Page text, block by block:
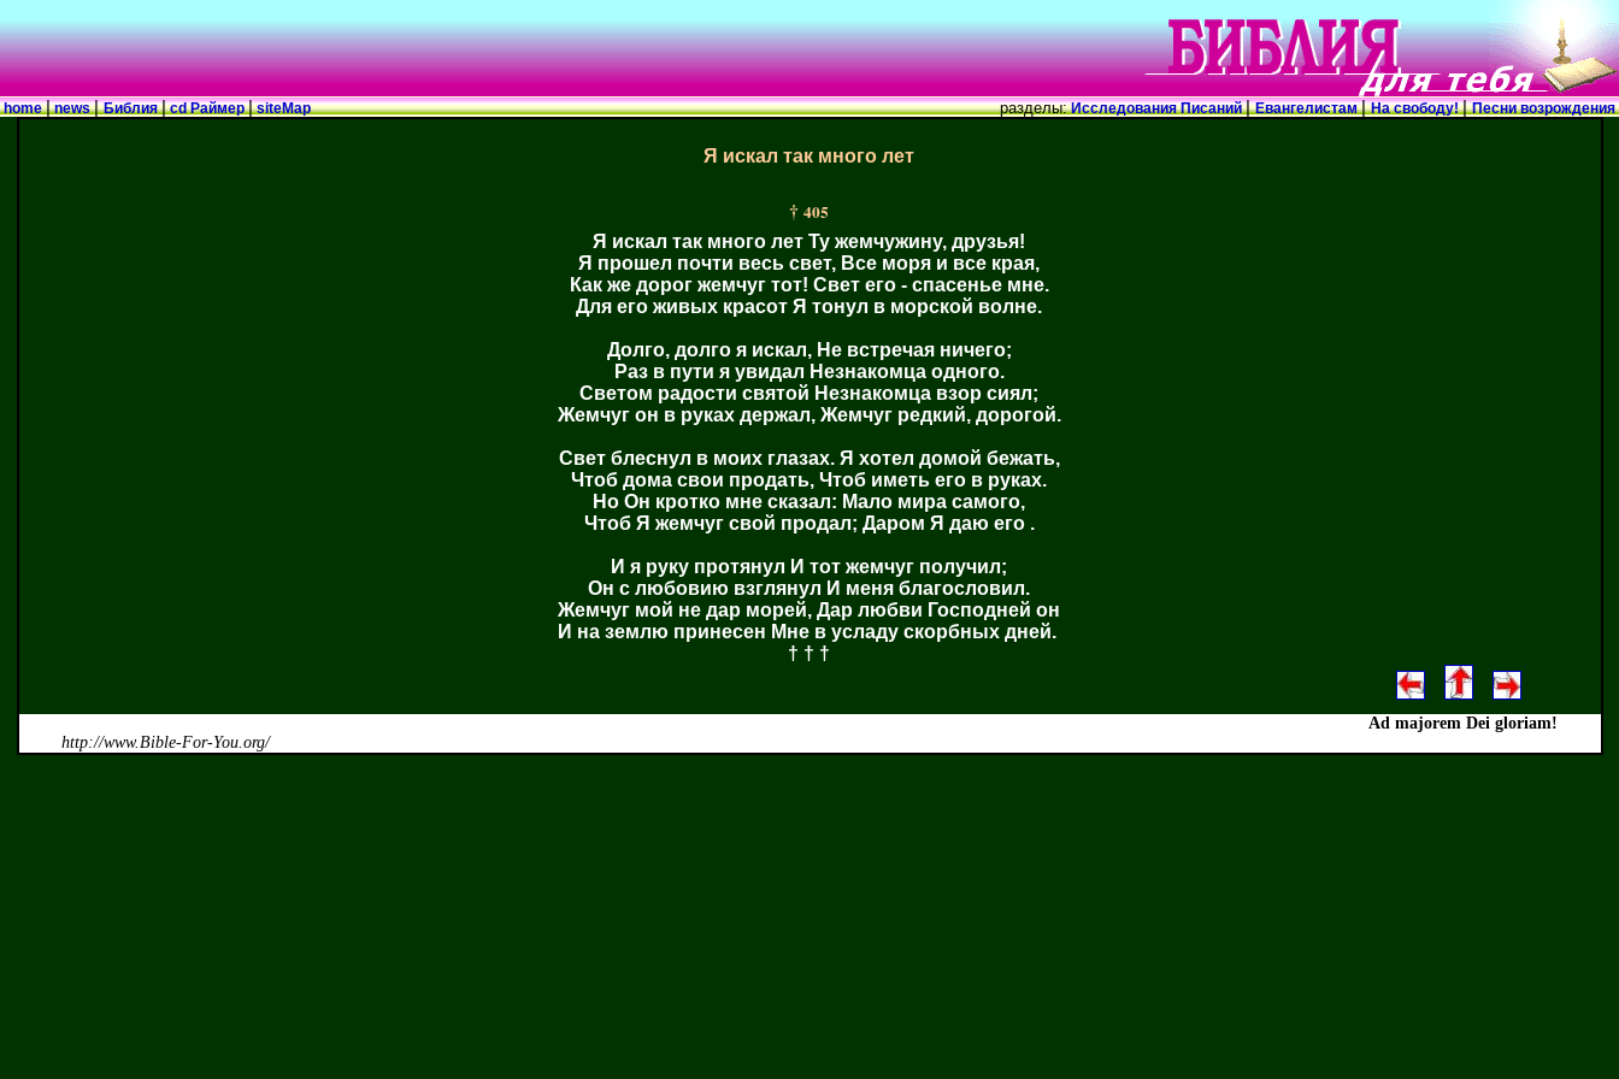
home|news|Библия|cd Раймер|siteMap разделы:Исследования Писаний|Евангелистам|На свободу!|Песни возрождения
Я искал так много лет
† 405
Я искал так много лет Ту жемчужину, друзья!
Я прошел почти весь свет, Все моря и все края,
Как же дорог жемчуг тот! Свет его - спасенье мне.
Для его живых красот Я тонул в морской волне.
Долго, долго я искал, Не встречая ничего;
Раз в пути я увидал Незнакомца одного.
Светом радости святой Незнакомца взор сиял;
Жемчуг он в руках держал, Жемчуг редкий, дорогой.
Свет блеснул в моих глазах. Я хотел домой бежать,
Чтоб дома свои продать, Чтоб иметь его в руках.
Но Он кротко мне сказал: Мало мира самого,
Чтоб Я жемчуг свой продал; Даром Я даю его .
И я руку протянул И тот жемчуг получил;
Он с любовию взглянул И меня благословил.
Жемчуг мой не дар морей, Дар любви Господней он
И на землю принесен Мне в усладу скорбных дней.
† † †
Ad majorem Dei gloriam!
http://www.Bible-For-You.org/